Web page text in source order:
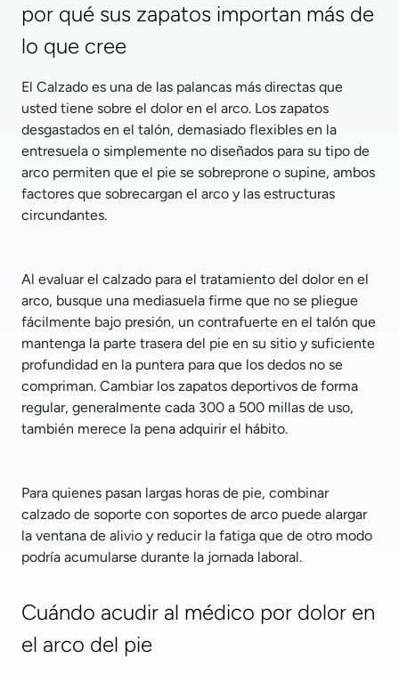
por qué sus zapatos importan más de
lo que cree
El Calzado es una de las palancas más directas que
usted tiene sobre el dolor en el arco. Los zapatos
desgastados en el talón, demasiado flexibles en la
entresuela o simplemente no diseñados para su tipo de
arco permiten que el pie se sobreprone o supine, ambos
factores que sobrecargan el arco y las estructuras
circundantes.
Al evaluar el calzado para el tratamiento del dolor en el
arco, busque una mediasuela firme que no se pliegue
fácilmente bajo presión, un contrafuerte en el talón que
mantenga la parte trasera del pie en su sitio y suficiente
profundidad en la puntera para que los dedos no se
compriman. Cambiar los zapatos deportivos de forma
regular, generalmente cada 300 a 500 millas de uso,
también merece la pena adquirir el hábito.
Para quienes pasan largas horas de pie, combinar
calzado de soporte con soportes de arco puede alargar
la ventana de alivio y reducir la fatiga que de otro modo
podría acumularse durante la jornada laboral.
Cuándo acudir al médico por dolor en
el arco del pie